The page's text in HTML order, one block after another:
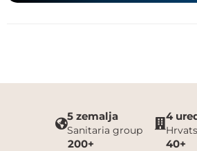
5 zemalja
Sanitaria group
4
200+ 40+